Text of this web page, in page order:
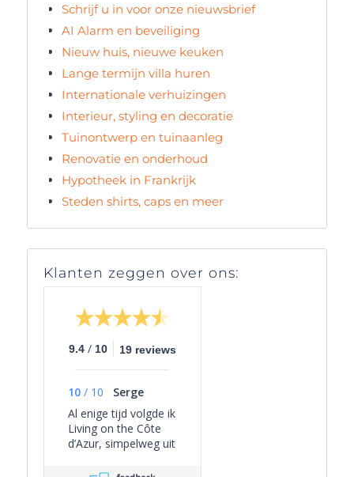
Schrijf u in voor onze nieuwsbrief
AI Alarm en beveiliging
Nieuw huis, nieuwe keuken
Lange termijn villa huren
Internationale verhuizingen
Interieur, styling en decoratie
Tuinontwerp en tuinaanleg
Renovatie en onderhoud
Hypotheek in Frankrijk
Steden shirts, caps en meer
Klanten zeggen over ons:
9.4 / 10 19 reviews
10 / 10
Serge
Al enige tijd volgde ik
Living on the Côte
d’Azur, simpelweg uit
interesse, omdat het